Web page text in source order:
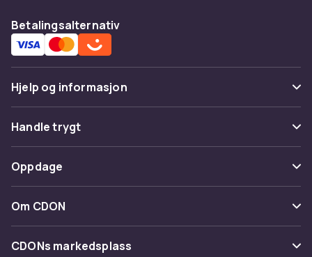
Betalingsalternativ
Hjelp og informasjon
Vanlige spørsmål
Spor pakke
Angre & returner her
Kontakt oss
Handle trygt
Betaling
Levering
Tilbakekallinger
Oppdage
Kategorier
Varemerker
Om CDON
Om oss
CDONs markedsplass